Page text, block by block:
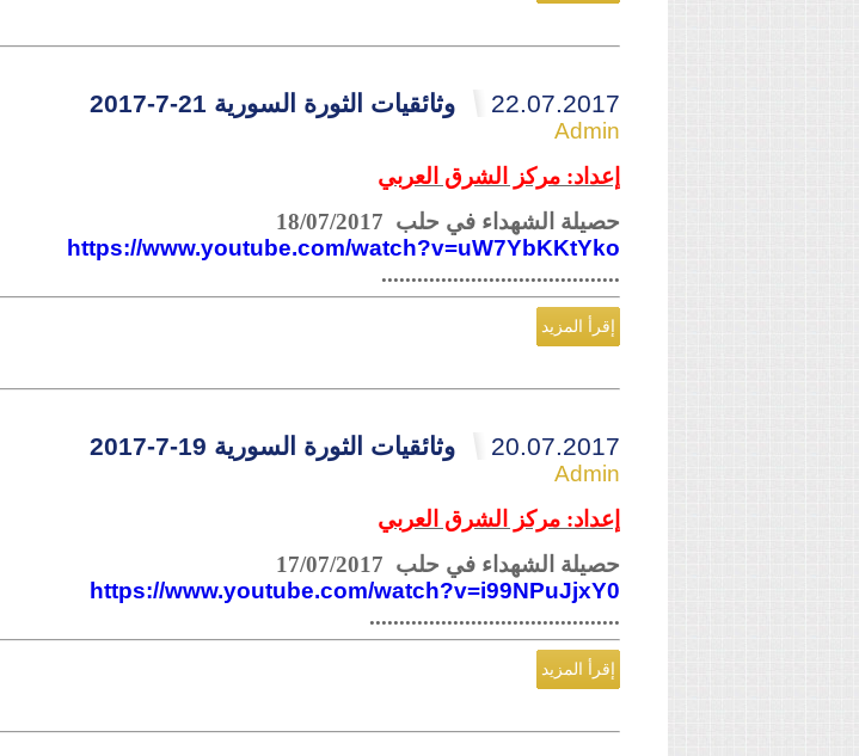
22.07.2017 وثائقيات الثورة السورية 21-7-2017
Admin
إعداد: مركز الشرق العربي
حصيلة الشهداء في حلب 18/07/2017
https://www.youtube.com/watch?v=uW7YbKKtYko
........................................
إقرأ المزيد
20.07.2017 وثائقيات الثورة السورية 19-7-2017
Admin
إعداد: مركز الشرق العربي
حصيلة الشهداء في حلب 17/07/2017
https://www.youtube.com/watch?v=i99NPuJjxY0
..........................................
إقرأ المزيد